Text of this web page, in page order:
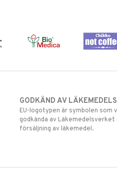
GODKÄND AV
EU-logotypen är symbolen som
godkända av Läkemedelsverket
försäljning av läkemedel.